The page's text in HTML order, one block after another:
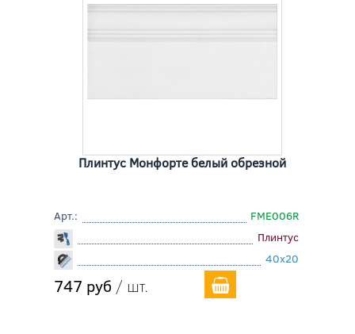
Плинтус Монфорте белый обрезной
Арт.:
FME006R
Плинтус
40x20
747 руб / шт.